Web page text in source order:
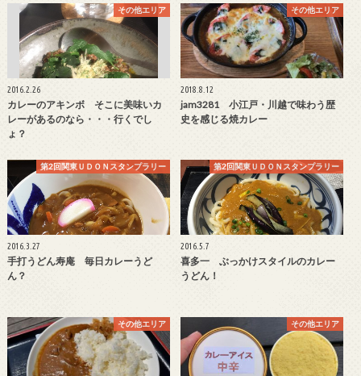
その他エリア
2016.2.26
カレーのアキンボ そこに美味いカ
レーがあるのなら・・・行くでし
ょ？
その他エリア
2018.8.12
jam3281 小江戸・川越で味わう歴
史を感じる焼カレー
第2回関東ＵＤＯＮスタンプラリー
2016.3.27
手打うどん寿庵 毎日カレーうど
ん？
第2回関東ＵＤＯＮスタンプラリー
2016.5.7
喜多一 ぶっかけスタイルのカレー
うどん！
その他エリア その他エリア